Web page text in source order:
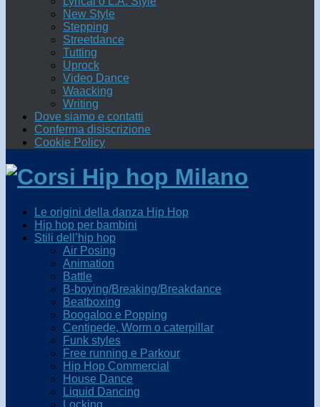
New Style
Stepping
Streetdance
Tutting
Uprock
Video Dance
Waacking
Writing
Dove siamo e contatti
Conferma disiscrizione
Cookie Policy
Le origini della danza Hip Hop
Hip hop per bambini
Stili dell’hip hop
Air Posing
Animation
Battle
B-boying/Breaking/Breakdance
Beatboxing
Boogaloo e Popping
Centipede, Worm o caterpillar
Funk styles
Free running e Parkour
Hip Hop Commercial
House Dance
Liquid Dancing
Locking